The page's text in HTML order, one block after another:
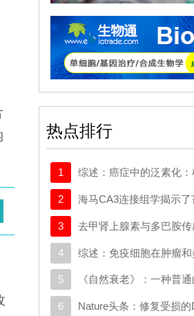
热点排行
1 综述：癌症中的泛素化：机制、信号网络
2 海马CA3连接组学揭示了苔藓纤维输入梯度及对锥体细
3 去甲肾上腺素与多巴胺传感器的交叉反应取决于
4 综述：免疫细胞在肿瘤和炎症中的迁移：分
5 《自然衰老》：一种普通的糖可以帮助癌
6 Nature头条：修复受损的DNA能